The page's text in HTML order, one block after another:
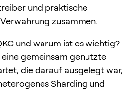
und praktische
zusammen.
und warum ist es wichtig?
gemeinsam genutzte
die darauf ausgelegt war,
Sharding und